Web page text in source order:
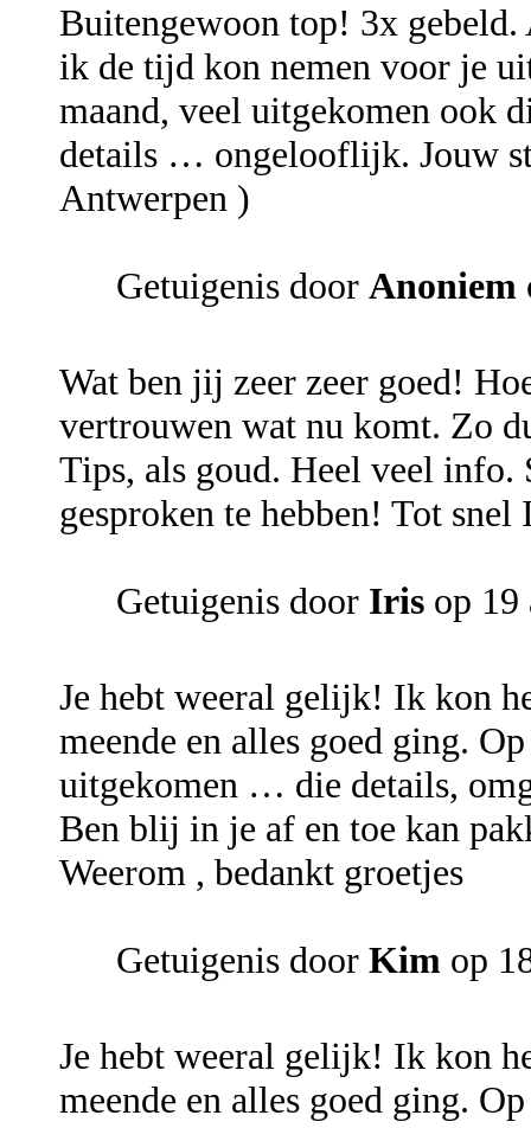
Buitengewoon top! 3x
ik de tijd kon nemen voor je
maand, veel uitgekomen ook
details … ongelooflijk. Jouw
Antwerpen )
Getuigenis door Anoniem
Wat ben jij zeer zeer goed!
vertrouwen wat nu komt. Zo
Tips, als goud. Heel veel
gesproken te hebben! Tot
Getuigenis door Iris op 19
Je hebt weeral gelijk! Ik kon
meende en alles goed ging.
uitgekomen … die details,
Ben blij in je af en toe kan
Weerom , bedankt groetjes
Getuigenis door Kim op
Je hebt weeral gelijk! Ik kon
meende en alles goed ging.